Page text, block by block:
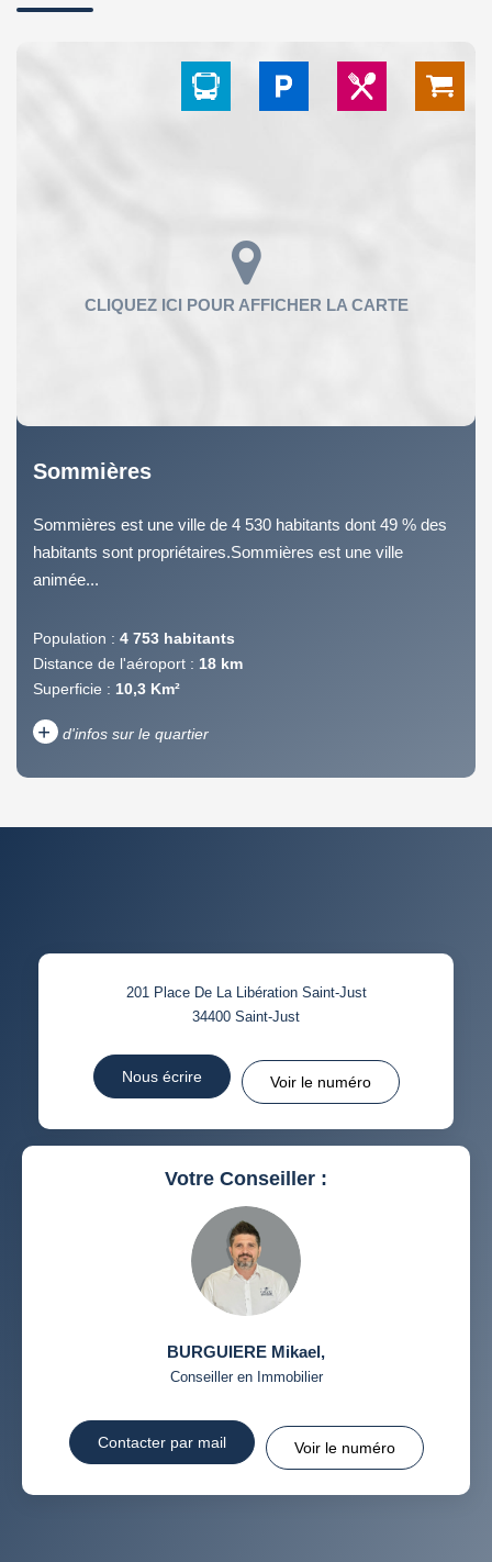
Sommières
Sommières est une ville de 4 530 habitants dont 49 % des
habitants sont propriétaires.Sommières est une ville
animée...
Population : 4 753 habitants
Distance de l'aéroport : 18 km
Superficie : 10,3 Km²
+ d'infos sur le quartier
TAXE FONCIÈRE
PART DES MÉNAGES SANS
VOITURE
DISTANCE DE L'AÉROPORT : SUPERFICIE :
RÉSULTATS DES LYCÉES
RESTAURANTS ET CAFÉS COMMERCES
201 Place De La Libération Saint-Just
34400 Saint-Just
Nous écrire Voir le numéro
Votre Conseiller :
BURGUIERE Mikael,
Conseiller en Immobilier
Contacter par mail Voir le numéro